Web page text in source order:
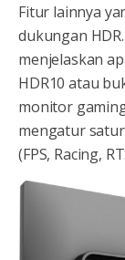
Fitur lainnya
dukungan
menjelaskan
HDR10 atau
monitor
mengatur
(FPS, Racing,